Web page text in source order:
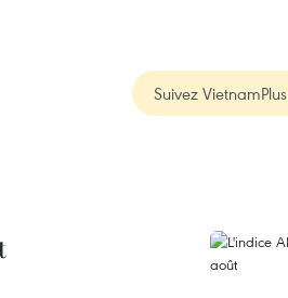
Suivez VietnamPlus